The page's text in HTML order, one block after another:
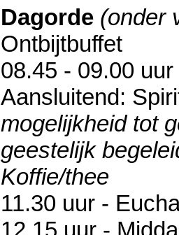
Dagorde (onder
Ontbijtbuffet
08.45 - 09.00
Aansluitend:
mogelijkheid tot
geestelijk
Koffie/thee
11.30 uur -
12.15 uur -